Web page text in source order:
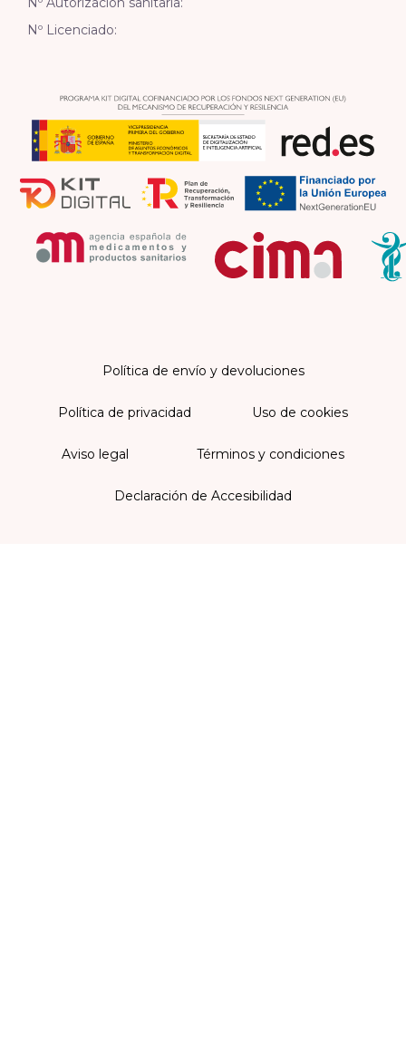
Nº Licenciado:
Política de envío y devoluciones
Política de privacidad Uso de cookies
Aviso legal Términos y condiciones
Declaración de Accesibilidad